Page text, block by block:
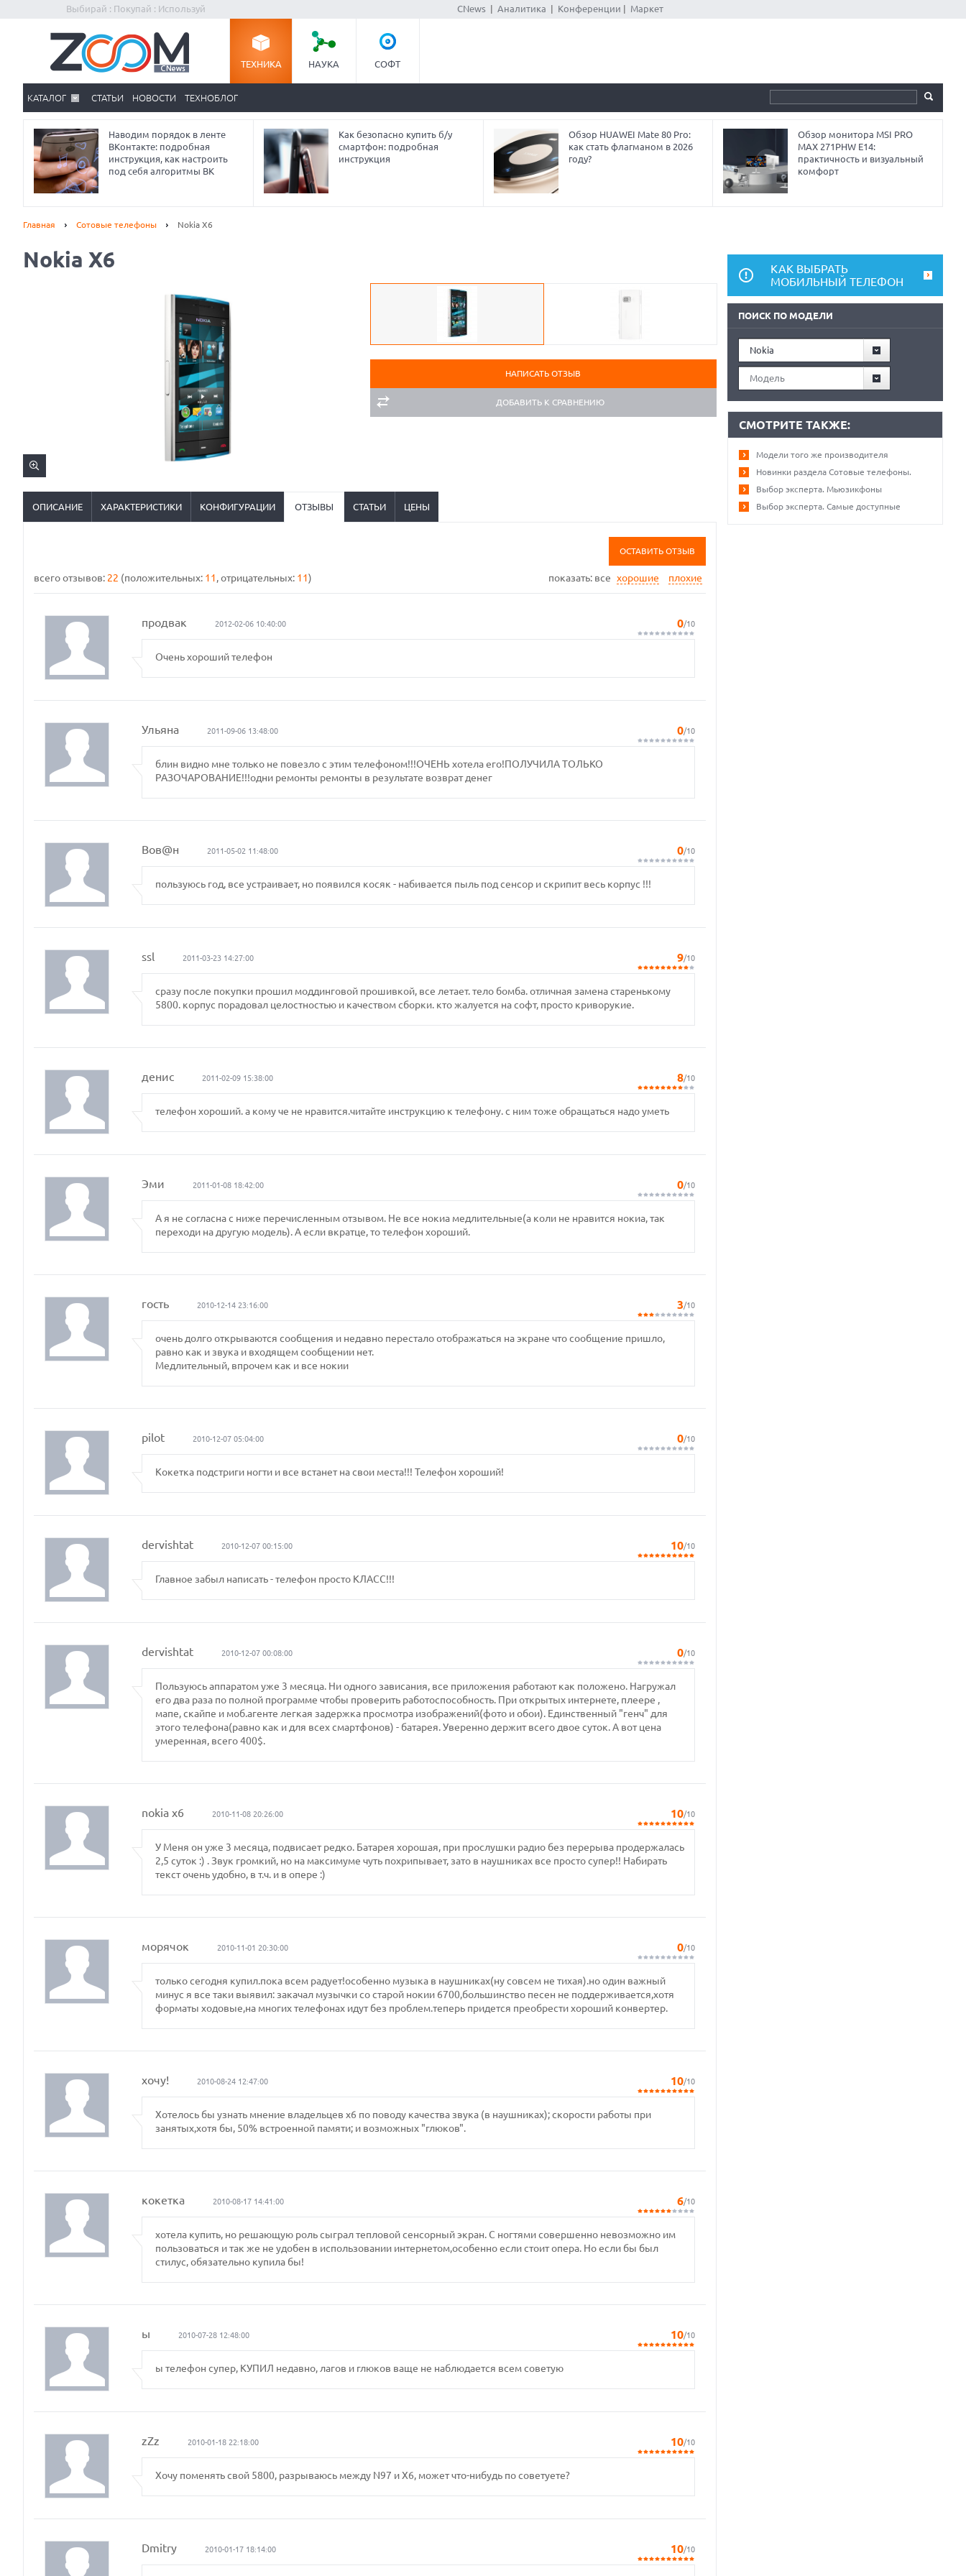
Выбирай : Покупай : Используй CNews| Аналитика Конференции Маркет
ТЕХНИКА НАУКА СОФТ
КАТАЛОГ СТАТЬИ НОВОСТИ ТЕХНОБЛОГ
Наводим порядок в ленте
ВКонтакте: подробная
инструкция, как настроить
под себя алгоритмы ВК
Как безопасно купить б/у
смартфон: подробная
инструкция
Обзор HUAWEI Mate 80 Pro:
как стать флагманом в 2026
году?
Обзор монитора MSI PRO
MAX 271PHW E14:
практичность и визуальный
комфорт
Главная Сотовые телефоны Nokia X6
Nokia X6
НАПИСАТЬ ОТЗЫВ
ДОБАВИТЬ К СРАВНЕНИЮ
ОПИСАНИЕ ХАРАКТЕРИСТИКИ КОНФИГУРАЦИИ ОТЗЫВЫ СТАТЬИ ЦЕНЫ
ОСТАВИТЬ ОТЗЫВ
показать: все хорошие плохие
всего отзывов: 22 (положительных: 11, отрицательных: 11)
0/10
продвак 2012-02-06 10:40:00
Очень хороший телефон
0/10
Ульяна 2011-09-06 13:48:00
блин видно мне только не повезло с этим телефоном!!!ОЧЕНЬ хотела его!ПОЛУЧИЛА ТОЛЬКО
РАЗОЧАРОВАНИЕ!!!одни ремонты ремонты в результате возврат денег
0/10
Вов@н 2011-05-02 11:48:00
пользуюсь год, все устраивает, но появился косяк - набивается пыль под сенсор и скрипит весь корпус !!!
9/10
ssl 2011-03-23 14:27:00
сразу после покупки прошил моддинговой прошивкой, все летает. тело бомба. отличная замена старенькому
5800. корпус порадовал целостностью и качеством сборки. кто жалуется на софт, просто криворукие.
8/10
денис 2011-02-09 15:38:00
телефон хороший. а кому че не нравится.читайте инструкцию к телефону. с ним тоже обращаться надо уметь
0/10
Эми 2011-01-08 18:42:00
А я не согласна с ниже перечисленным отзывом. Не все нокиа медлительные(а коли не нравится нокиа, так
переходи на другую модель). А если вкратце, то телефон хороший.
3/10
гость 2010-12-14 23:16:00
очень долго открываются сообщения и недавно перестало отображаться на экране что сообщение пришло,
равно как и звука и входящем сообщении нет.
Медлительный, впрочем как и все нокии
0/10
pilot 2010-12-07 05:04:00
Кокетка подстриги ногти и все встанет на свои места!!! Телефон хороший!
10/10
dervishtat 2010-12-07 00:15:00
Главное забыл написать - телефон просто КЛАСС!!!
0/10
dervishtat 2010-12-07 00:08:00
Пользуюсь аппаратом уже 3 месяца. Ни одного зависания, все приложения работают как положено. Нагружал
его два раза по полной программе чтобы проверить работоспособность. При открытых интернете, плеере ,
мапе, скайпе и моб.агенте легкая задержка просмотра изображений(фото и обои). Единственный "генч" для
этого телефона(равно как и для всех смартфонов) - батарея. Уверенно держит всего двое суток. А вот цена
умеренная, всего 400$.
10/10
nokia x6 2010-11-08 20:26:00
У Меня он уже 3 месяца, подвисает редко. Батарея хорошая, при прослушки радио без перерыва продержалась
2,5 суток :) . Звук громкий, но на максимуме чуть похрипывает, зато в наушниках все просто супер!! Набирать
текст очень удобно, в т.ч. и в опере :)
0/10
морячок 2010-11-01 20:30:00
только сегодня купил.пока всем радует!особенно музыка в наушниках(ну совсем не тихая).но один важный
минус я все таки выявил: закачал музычки со старой нокии 6700,большинство песен не поддерживается,хотя
форматы ходовые,на многих телефонах идут без проблем.теперь придется преобрести хороший конвертер.
10/10
хочу! 2010-08-24 12:47:00
Хотелось бы узнать мнение владельцев х6 по поводу качества звука (в наушниках); скорости работы при
занятых,хотя бы, 50% встроенной памяти; и возможных "глюков".
6/10
кокетка 2010-08-17 14:41:00
хотела купить, но решающую роль сыграл тепловой сенсорный экран. С ногтями совершенно невозможно им
пользоваться и так же не удобен в использовании интернетом,особенно если стоит опера. Но если бы был
стилус, обязательно купила бы!
10/10
ы 2010-07-28 12:48:00
ы телефон супер, КУПИЛ недавно, лагов и глюков ваще не наблюдается всем советую
10/10
zZz 2010-01-18 22:18:00
Хочу поменять свой 5800, разрываюсь между N97 и X6, может что-нибудь по советуете?
10/10
Dmitry 2010-01-17 18:14:00
КАК ВЫБРАТЬ
МОБИЛЬНЫЙ ТЕЛЕФОН
ПОИСК ПО МОДЕЛИ
Nokia
Модель
СМОТРИТЕ ТАКЖЕ:
Модели того же производителя
Новинки раздела Сотовые телефоны.
Выбор эксперта. Мьюзикфоны
Выбор эксперта. Самые доступные